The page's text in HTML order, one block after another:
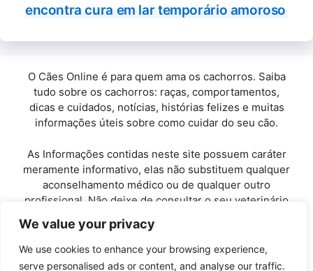
We value your privacy
We use cookies to enhance your browsing experience,
serve personalised ads or content, and analyse our traffic.
encontra cura em lar temporário amoroso
O Cães Online é para quem ama os cachorros. Saiba
tudo sobre os cachorros: raças, comportamentos,
dicas e cuidados, notícias, histórias felizes e muitas
informações úteis sobre como cuidar do seu cão.
As Informações contidas neste site possuem caráter
meramente informativo, elas não substituem qualquer
aconselhamento médico ou de qualquer outro
profissional. Não deixe de consultar o seu veterinário
de confiança.
Copyright© 2010 / 2026 · Cães Online - Todos os
direitos reservados.